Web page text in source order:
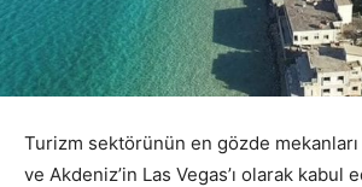
Turizm sektörünün en gözde mekanları
ve Akdeniz’in Las Vegas’ı olarak kabul